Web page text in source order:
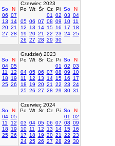
So
N
06 07
13
14
20 21
27 28
Czerwiec 2023
Po Wt Śr Cz Pi So
N
01
02 03 04
05 06 07 08 09 10 11
12
13 14 15 16 17
18
19 20 21 22 23 24 25
26 27 28 29 30
So
N
04 05
11
12
18
19
25 26
Grudzień 2023
Po Wt Śr Cz Pi So
N
01
02 03
04 05 06 07 08 09
10
11
12 13 14 15 16
17
18
19 20 21 22 23 24
25 26 27 28 29 30 31
So
N
04 05
11
12
18
19
25 26
Czerwiec 2024
Po Wt Śr Cz Pi So
N
01
02
03 04 05 06 07 08 09
10 11 12 13 14 15 16
17
18 19 20 21 22 23
24 25 26 27 28 29 30